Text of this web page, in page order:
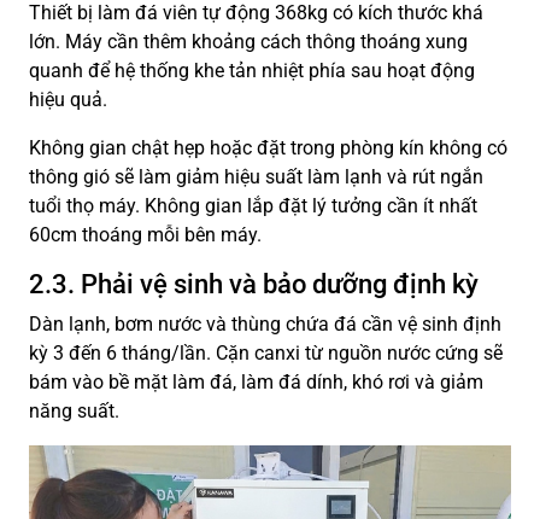
Thiết bị làm đá viên tự động 368kg có kích thước khá
lớn. Máy cần thêm khoảng cách thông thoáng xung
quanh để hệ thống khe tản nhiệt phía sau hoạt động
hiệu quả.
Không gian chật hẹp hoặc đặt trong phòng kín không có
thông gió sẽ làm giảm hiệu suất làm lạnh và rút ngắn
tuổi thọ máy. Không gian lắp đặt lý tưởng cần ít nhất
60cm thoáng mỗi bên máy.
2.3. Phải vệ sinh và bảo dưỡng định kỳ
Dàn lạnh, bơm nước và thùng chứa đá cần vệ sinh định
kỳ 3 đến 6 tháng/lần. Cặn canxi từ nguồn nước cứng sẽ
bám vào bề mặt làm đá, làm đá dính, khó rơi và giảm
năng suất.